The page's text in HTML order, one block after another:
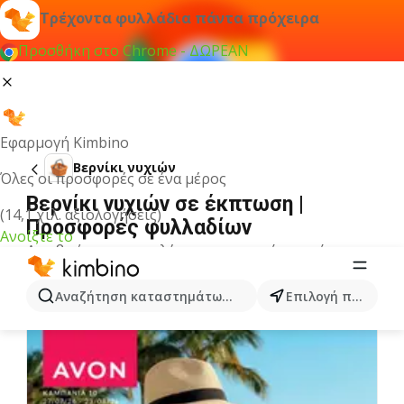
Τρέχοντα φυλλάδια πάντα πρόχειρα
Προσθήκη στο Chrome - ΔΩΡΕΑΝ
Εφαρμογή Kimbino
Όλες οι προσφορές σε ένα μέρος
(14,1 χιλ. αξιολογήσεις)
Ανοίξτε το
Αναζήτηση καταστημάτων, κατηγοριών, προϊόντων...
Επιλογή πόλης
Βερνίκι νυχιών
Βερνίκι νυχιών σε έκπτωση |
Προσφορές φυλλαδίων
Δεν βρήκαμε αποτελέσματα για αυτόν τον όρο.
Άλλα φυλλάδια από την κατηγορία